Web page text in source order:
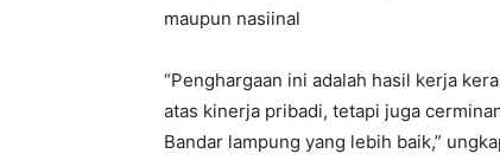
maupun nasiinal
“Penghargaan ini adalah hasil kerja
atas kinerja pribadi, tetapi juga
Bandar lampung yang lebih baik,”